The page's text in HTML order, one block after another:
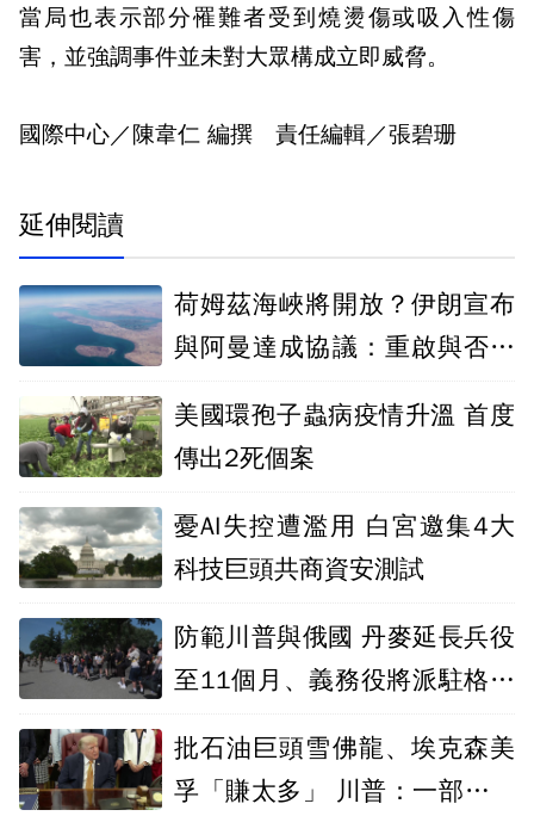
當局也表示部分罹難者受到燒燙傷或吸入性傷
害，並強調事件並未對大眾構成立即威脅。
國際中心／陳韋仁 編撰 責任編輯／張碧珊
延伸閱讀
荷姆茲海峽將開放？伊朗宣布
與阿曼達成協議：重啟與否取
美國環孢子蟲病疫情升溫 首度
傳出2死個案
憂AI失控遭濫用 白宮邀集4大
科技巨頭共商資安測試
防範川普與俄國 丹麥延長兵役
至11個月、義務役將派駐格陵
批石油巨頭雪佛龍、埃克森美
孚「賺太多」 川普：一部分該